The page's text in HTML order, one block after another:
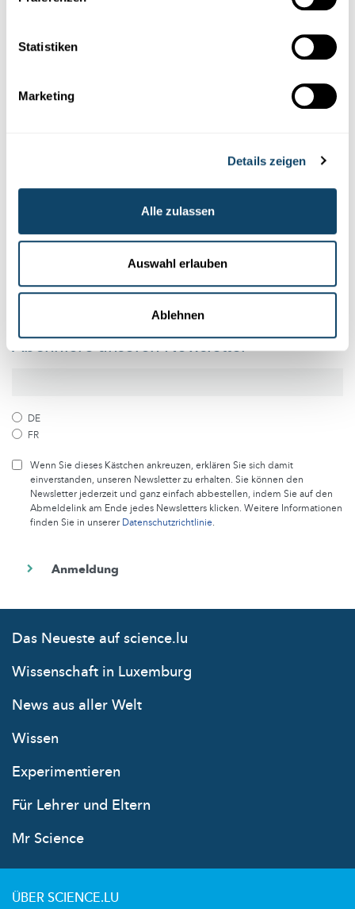
Statistiken
Marketing
Details zeigen
Alle zulassen
Auswahl erlauben
Ablehnen
Folge der Welt der Wissenschaft
Melde dich kostenlos bei unserem Newsletter an und
erhalte jeden Monat die besten Artikel von science.lu
Abonniere unseren Newsletter
DE
FR
Wenn Sie dieses Kästchen ankreuzen, erklären Sie sich damit
einverstanden, unseren Newsletter zu erhalten. Sie können den
Newsletter jederzeit und ganz einfach abbestellen, indem Sie auf den
Abmeldelink am Ende jedes Newsletters klicken. Weitere Informationen
finden Sie in unsererDatenschutzrichtlinie.
Das Neueste auf science.lu
Wissenschaft in Luxemburg
News aus aller Welt
Wissen
Experimentieren
Für Lehrer und Eltern
Mr Science
ÜBER SCIENCE.LU